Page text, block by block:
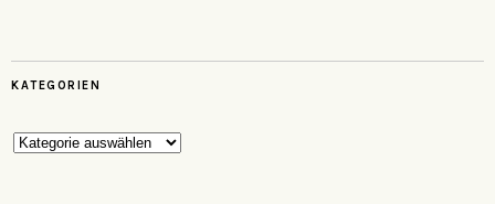
KATEGORIEN
Kategorien